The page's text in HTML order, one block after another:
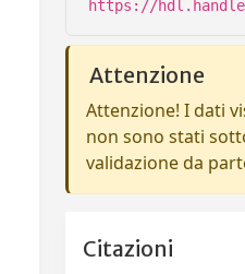
https://
Attenzione
Attenzione! I dati
non sono stati
validazione da
Citazioni